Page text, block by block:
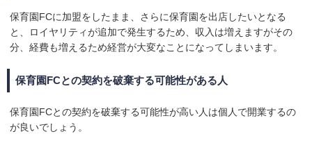
保育園FCに加盟をしたまま、さらに保育園を出店したいとなる
と、ロイヤリティが追加で発生するため、収入は増えますがその
分、経費も増えるため経営が大変なことになってしまいます。
保育園FCとの契約を破棄する可能性がある人
保育園FCとの契約を破棄する可能性が高い人は個人で開業するの
が良いでしょう。